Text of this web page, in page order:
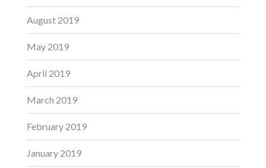
August 2019
May 2019
April 2019
March 2019
February 2019
January 2019